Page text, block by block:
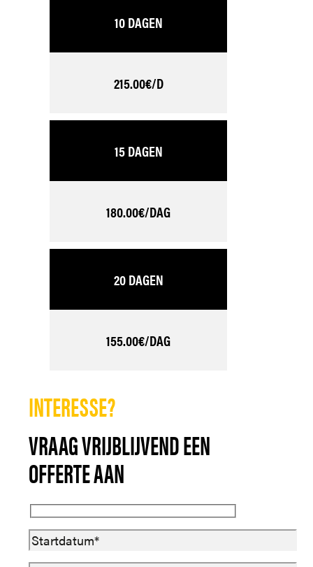
10 DAGEN
215.00€/D
15 DAGEN
180.00€/DAG
20 DAGEN
155.00€/DAG
INTERESSE?
VRAAG VRIJBLIJVEND EEN
OFFERTE AAN